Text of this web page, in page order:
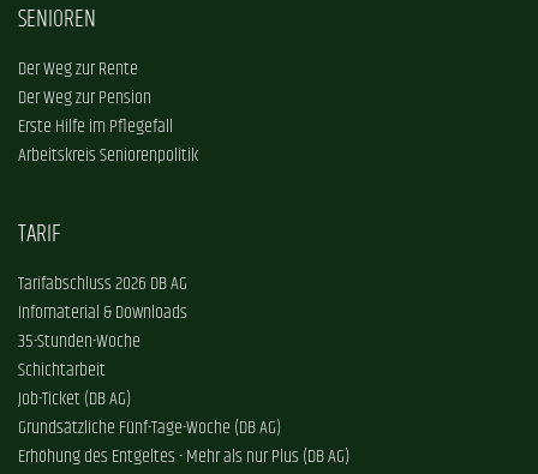
SENIOREN
Der Weg zur Rente
Der Weg zur Pension
Erste Hilfe im Pflegefall
Arbeitskreis Seniorenpolitik
TARIF
Tarifabschluss 2026 DB AG
Infomaterial & Downloads
35-Stunden-Woche
Schichtarbeit
Job-Ticket (DB AG)
Grundsätzliche Fünf-Tage-Woche (DB AG)
Erhöhung des Entgeltes - Mehr als nur Plus (DB AG)